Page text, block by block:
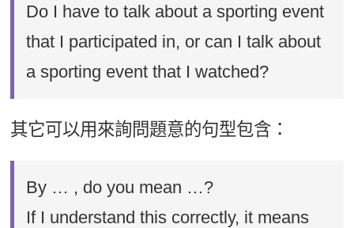
Do I have to talk about a sporting event
that I participated in, or can I talk about
a sporting event that I watched?
其它可以用來詢問題意的句型包含：
By … , do you mean …?
If I understand this correctly, it means